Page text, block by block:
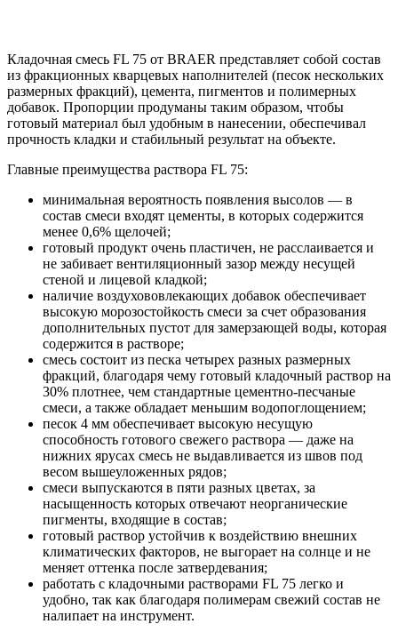
Кладочная смесь FL 75 от BRAER представляет собой состав
из фракционных кварцевых наполнителей (песок нескольких
размерных фракций), цемента, пигментов и полимерных
добавок. Пропорции продуманы таким образом, чтобы
готовый материал был удобным в нанесении, обеспечивал
прочность кладки и стабильный результат на объекте.
Главные преимущества раствора FL 75:
минимальная вероятность появления высолов — в
состав смеси входят цементы, в которых содержится
менее 0,6% щелочей;
готовый продукт очень пластичен, не расслаивается и
не забивает вентиляционный зазор между несущей
стеной и лицевой кладкой;
наличие воздухововлекающих добавок обеспечивает
высокую морозостойкость смеси за счет образования
дополнительных пустот для замерзающей воды, которая
содержится в растворе;
смесь состоит из песка четырех разных размерных
фракций, благодаря чему готовый кладочный раствор на
30% плотнее, чем стандартные цементно-песчаные
смеси, а также обладает меньшим водопоглощением;
песок 4 мм обеспечивает высокую несущую
способность готового свежего раствора — даже на
нижних ярусах смесь не выдавливается из швов под
весом вышеуложенных рядов;
смеси выпускаются в пяти разных цветах, за
насыщенность которых отвечают неорганические
пигменты, входящие в состав;
готовый раствор устойчив к воздействию внешних
климатических факторов, не выгорает на солнце и не
меняет оттенка после затвердевания;
работать с кладочными растворами FL 75 легко и
удобно, так как благодаря полимерам свежий состав не
налипает на инструмент.